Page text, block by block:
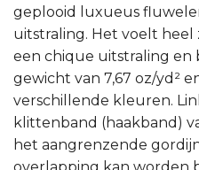
geplooid luxueus
uitstraling. Het voelt
een chique uitstraling en
gewicht van 7,67 oz/yd²
verschillende kleuren.
klittenband (haakband)
het aangrenzende